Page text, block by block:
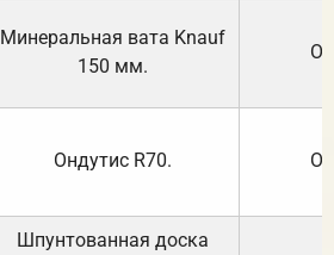
Минеральная вата Knauf
150 мм.
Ондутис R70.
Шпунтованная доска